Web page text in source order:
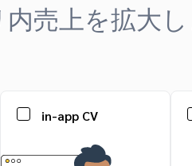
売上を拡大し
in-app CV